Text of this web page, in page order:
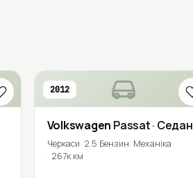
2012
Volkswagen Passat· Седан
Черкаси 2.5 Бензин Механіка
267к км